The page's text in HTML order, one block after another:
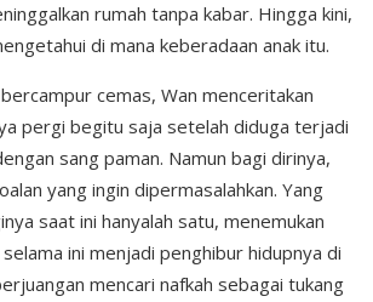
rumah tanpa kabar. Hingga kini,
di mana keberadaan anak itu.
cemas, Wan menceritakan
pergi begitu saja setelah diduga terjadi
sang paman. Namun bagi dirinya,
yang ingin dipermasalahkan. Yang
saat ini hanyalah satu, menemukan
ini menjadi penghibur hidupnya di
mencari nafkah sebagai tukang